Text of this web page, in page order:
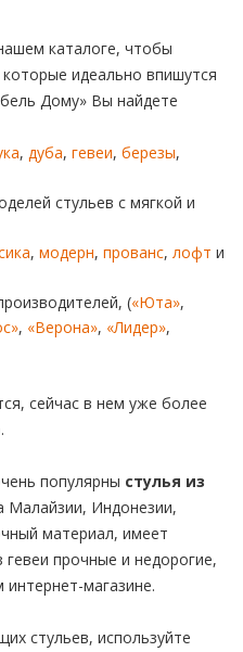
каталоге, чтобы
идеально впишутся
Дому» Вы найдете
, дуба, гевеи, березы,
стульев с мягкой и
, модерн, прованс, лофт и
(«Юта»,
, «Верона», «Лидер»,
сейчас в нем уже более
популярны стулья из
Малайзии, Индонезии,
материал, имеет
прочные и недорогие,
магазине.
стульев, используйте